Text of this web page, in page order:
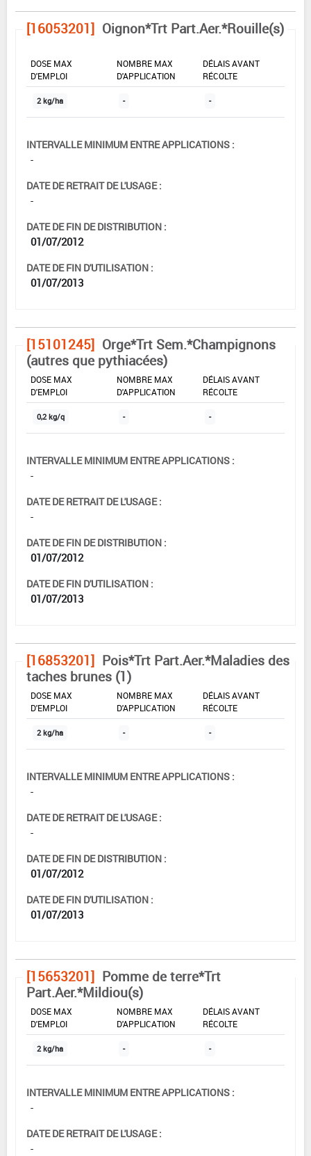
[16053201] Oignon*Trt Part.Aer.*Rouille(s)
DOSE MAX
D'EMPLOI
NOMBRE MAX
D'APPLICATION
DÉLAIS AVANT
RÉCOLTE
2 kg/ha - -
INTERVALLE MINIMUM ENTRE APPLICATIONS :
-
DATE DE RETRAIT DE L'USAGE :
-
DATE DE FIN DE DISTRIBUTION :
01/07/2012
DATE DE FIN D'UTILISATION :
01/07/2013
[15101245] Orge*Trt Sem.*Champignons
(autres que pythiacées)
DOSE MAX
D'EMPLOI
NOMBRE MAX
D'APPLICATION
DÉLAIS AVANT
RÉCOLTE
0,2 kg/q - -
INTERVALLE MINIMUM ENTRE APPLICATIONS :
-
DATE DE RETRAIT DE L'USAGE :
-
DATE DE FIN DE DISTRIBUTION :
01/07/2012
DATE DE FIN D'UTILISATION :
01/07/2013
[16853201] Pois*Trt Part.Aer.*Maladies des
taches brunes (1)
DOSE MAX
D'EMPLOI
NOMBRE MAX
D'APPLICATION
DÉLAIS AVANT
RÉCOLTE
2 kg/ha - -
INTERVALLE MINIMUM ENTRE APPLICATIONS :
-
DATE DE RETRAIT DE L'USAGE :
-
DATE DE FIN DE DISTRIBUTION :
01/07/2012
DATE DE FIN D'UTILISATION :
01/07/2013
[15653201] Pomme de terre*Trt
Part.Aer.*Mildiou(s)
DOSE MAX
D'EMPLOI
NOMBRE MAX
D'APPLICATION
DÉLAIS AVANT
RÉCOLTE
2 kg/ha - -
INTERVALLE MINIMUM ENTRE APPLICATIONS :
-
DATE DE RETRAIT DE L'USAGE :
-